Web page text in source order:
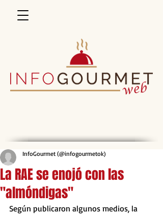
La RAE se enojó con las
"almóndigas"
InfoGourmet (@infogourmetok)
Según publicaron algunos medios, la